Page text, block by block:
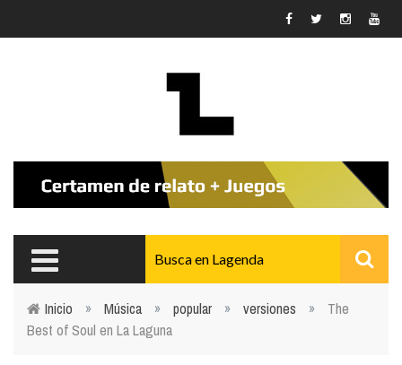
Usted está aquí
Inicio » Música » popular » versiones »
The
Best of Soul en La Laguna